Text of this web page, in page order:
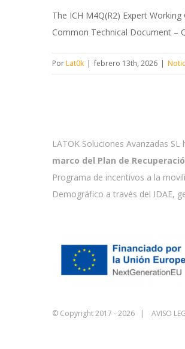
The ICH M4Q(R2) Expert
Common Technical Document –
PorLat0k | febrero 13th, 2026 |
LATOK Soluciones Avanzadas
marco del Plan de
Programa de incentivos a la
Demográfico a través del IDAE,
© Copyright 2017 -2026 | AVISO